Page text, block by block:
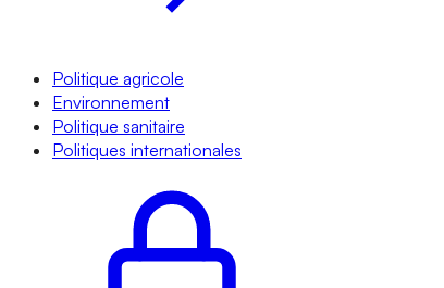
Politique agricole
Environnement
Politique sanitaire
Politiques internationales